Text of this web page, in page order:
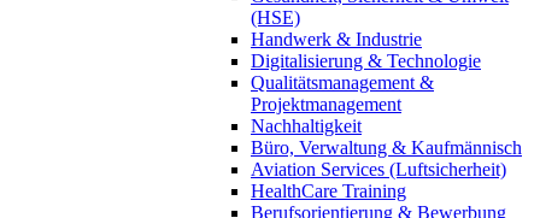
(HSE)
Handwerk & Industrie
Digitalisierung & Technologie
Qualitätsmanagement &
Projektmanagement
Nachhaltigkeit
Büro, Verwaltung & Kaufmännisch
Aviation Services (Luftsicherheit)
HealthCare Training
Berufsorientierung & Bewerbung